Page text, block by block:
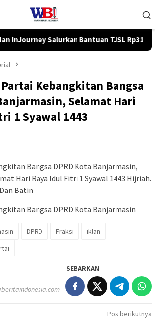
Juta Pemkab Balangan Salurkan
Kebangkitan Bangsa
Selamat Hari
1 Syawal 1443
Bangsa DPRD Kota Banjarmasin,
Hari Raya Idul Fitri 1 Syawal 1443 Hijriah.
Batin
Bangsa DPRD Kota Banjarmasin
DPRD Fraksi
iklan
SEBARKAN
Pos berikutnya